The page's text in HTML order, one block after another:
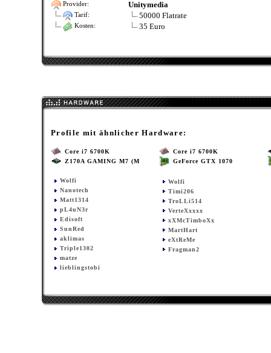
Provider: Unitymedia
Tarif: 50000 Flatrate
Kosten: 35 Euro
Profile mit ähnlicher Hardware:
Core i7 6700K
Z170A GAMING M7 (M
Wolfi
Nanotech
Matt1314
pL4uN3r
Edisoft
SunRed
aklimas
Triple1302
matze
lieblingstobi
Core i7 6700K
GeForce GTX 1070
Wolfi
Timi206
TroLLi514
VerteXxxxx
xXMcTimboXx
MartHart
eXtReMe
Fragman2